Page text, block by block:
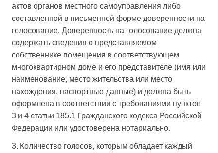
актов органов местного самоуправления либо
составленной в письменной форме доверенности на
голосование. Доверенность на голосование должна
содержать сведения о представляемом
собственнике помещения в соответствующем
многоквартирном доме и его представителе (имя или
наименование, место жительства или место
нахождения, паспортные данные) и должна быть
оформлена в соответствии с требованиями пунктов
3 и 4 статьи 185.1 Гражданского кодекса Российской
Федерации или удостоверена нотариально.
3. Количество голосов, которым обладает каждый